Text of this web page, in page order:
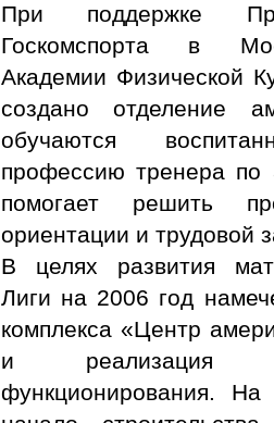
При поддержке
Госкомспорта в
Академии Физической
создано отделение
обучаются
профессию тренера по
помогает решить
ориентации и трудовой
В целях развития
Лиги на 2006 год
комплекса «Центр
и реализация
функционирования.